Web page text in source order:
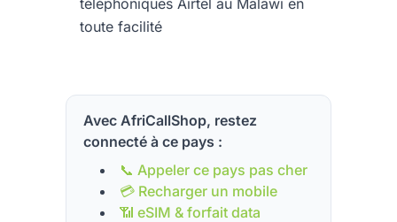
toute facilité
Avec AfriCallShop, restez
connecté à ce pays :
📞 Appeler ce pays pas cher
💳 Recharger un mobile
📶 eSIM & forfait data